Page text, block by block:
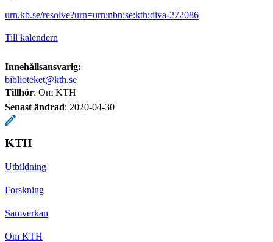
urn.kb.se/resolve?urn=urn:nbn:se:kth:diva-272086
Till kalendern
Innehållsansvarig:
biblioteket@kth.se
Tillhör: Om KTH
Senast ändrad: 2020-04-30
KTH
Utbildning
Forskning
Samverkan
Om KTH